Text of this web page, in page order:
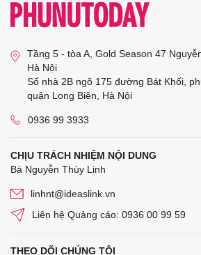
Tầng 5 - tòa A, Gold Season 47
Hà Nội
Số nhà 2B ngõ 175 đường Bát Khối,
quận Long Biên, Hà Nội
0936 99 3933
CHỊU TRÁCH NHIỆM NỘI DUNG
Bà Nguyễn Thùy Linh
linhnt@ideaslink.vn
Liên hệ Quảng cáo: 0936 00 99 59
THEO DÕI CHÚNG TÔI